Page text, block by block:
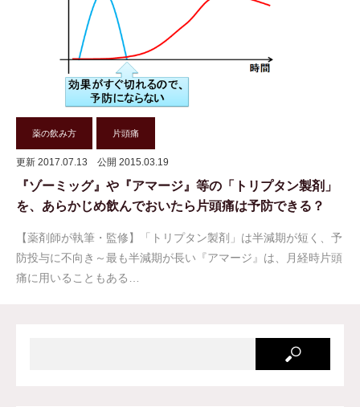
薬の飲み方 片頭痛
更新 2017.07.13 公開 2015.03.19
『ゾーミッグ』や『アマージ』等の「トリプタン製剤」
を、あらかじめ飲んでおいたら片頭痛は予防できる？
【薬剤師が執筆・監修】「トリプタン製剤」は半減期が短く、予
防投与に不向き～最も半減期が長い『アマージ』は、月経時片頭
痛に用いることもある…